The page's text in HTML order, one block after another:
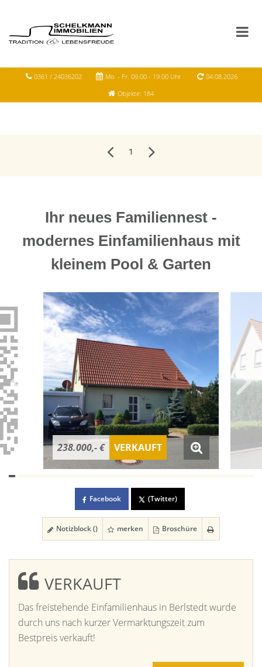
0361 / 24036202 Mo. - Fr. 09.00 - 19.00 Uhr
04.08.2026
Objekte: 184
1
Ihr neues Familiennest -
modernes Einfamilienhaus mit
kleinem Pool & Garten
238.000,- € VERKAUFT
Facebook (Twitter)
Notizblock () merken Broschüre
VERKAUFT
Das freistehende Einfamilienhaus in Berlstedt wurde
durch uns nach kurzer Vermarktungszeit zum
Bestpreis verkauft!